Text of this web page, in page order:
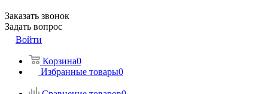
Заказать звонок
Задать вопрос
Войти
Корзина0
Избранные товары0